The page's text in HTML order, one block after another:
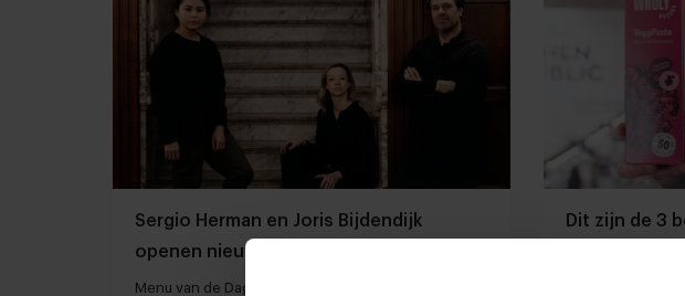
Sergio Herman en Joris Bijdendijk
openen nieuwe restaurants
Menu van de Dag | Kort culinair nieuws
Dit zijn de 3